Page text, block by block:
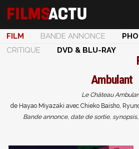
FILM BANDE ANNONCE
CRITIQUE
DVD & BLU-RAY
Ambulant
Le Château
de Hayao Miyazaki avec Chieko Baisho,
Bande annonce, date de sortie,